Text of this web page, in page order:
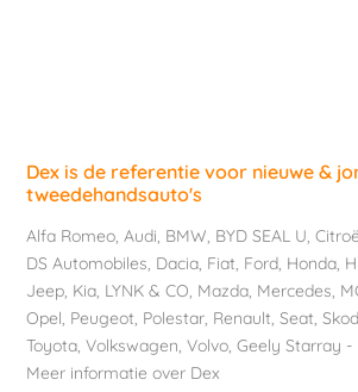
Dex is de referentie voor nieuwe &
tweedehandsauto's
Alfa Romeo,Audi, BMW, BYD SEAL U,
DS Automobiles, Dacia, Fiat, Ford, Honda,
Jeep, Kia, LYNK & CO, Mazda, Mercedes,
Opel, Peugeot, Polestar, Renault,Seat,
Toyota,Volkswagen,Volvo,Geely Starray -
Meer informatie over Dex